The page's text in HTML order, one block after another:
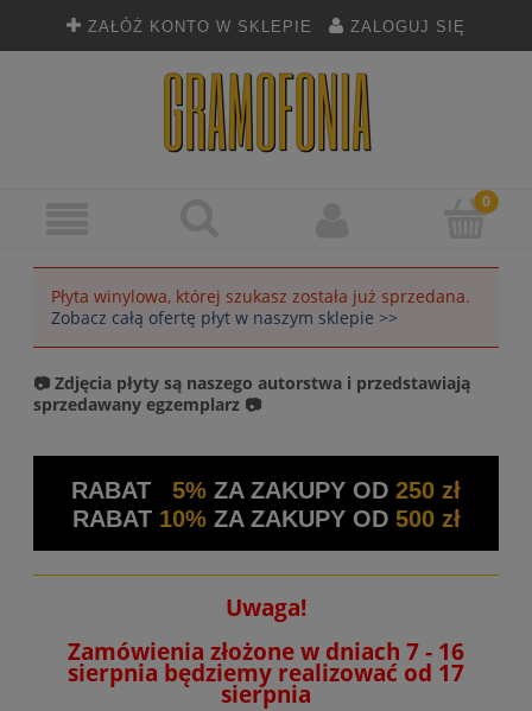
ZAŁÓŻ KONTO W SKLEPIE ZALOGUJ SIĘ
Płyta winylowa, której szukasz została już sprzedana.
Zobacz całą ofertę płyt w naszym sklepie >>
📷 Zdjęcia płyty są naszego autorstwa i przedstawiają
sprzedawany egzemplarz 📷
RABAT 5% ZA ZAKUPY OD 250 zł
RABAT 10%ZA ZAKUPY OD 500 zł
Uwaga!
Zamówienia złożone w dniach 7 - 16
sierpnia będziemy realizować od 17
sierpnia